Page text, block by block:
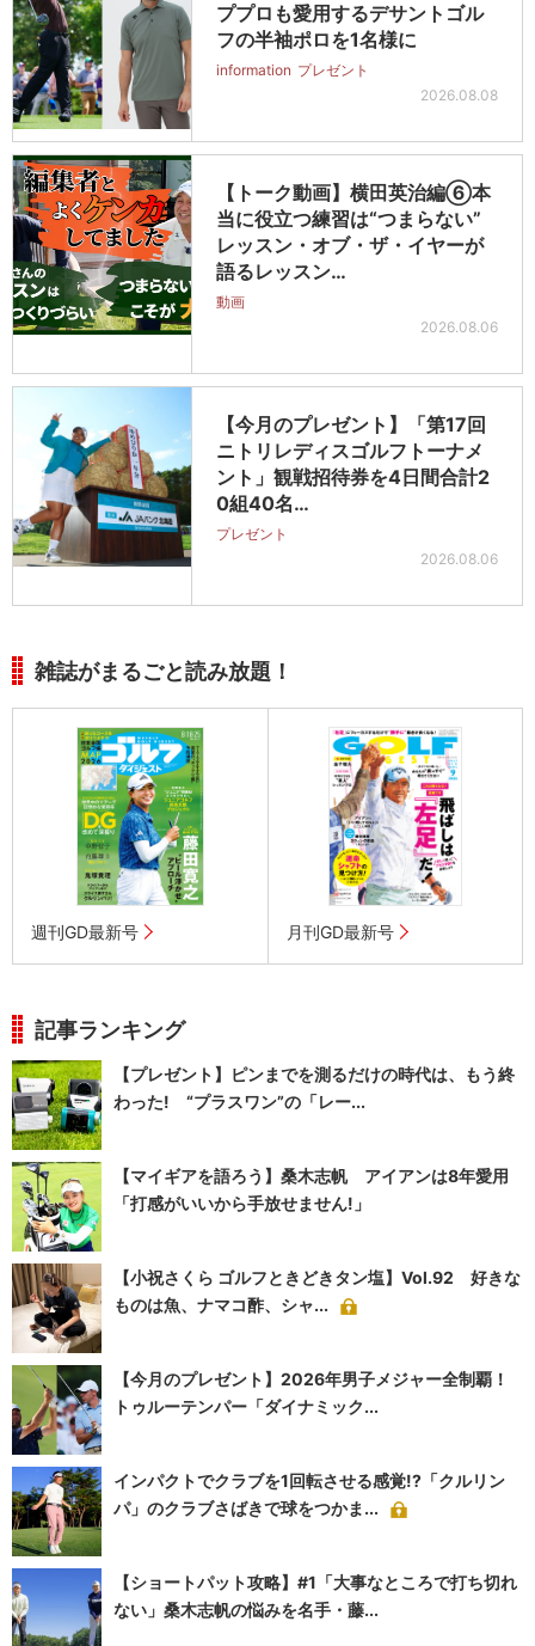
ププロも愛用するデサントゴル
フの半袖ポロを1名様に
information プレゼント
2026.08.08
【トーク動画】横田英治編⑥本
当に役立つ練習は“つまらない”
レッスン・オブ・ザ・イヤーが
語るレッスン…
動画
2026.08.06
【今月のプレゼント】「第17回
ニトリレディスゴルフトーナメ
ント」観戦招待券を4日間合計2
0組40名…
プレゼント
2026.08.06
雑誌がまるごと読み放題！
週刊GD最新号 月刊GD最新号
記事ランキング
【プレゼント】ピンまでを測るだけの時代は、もう終
わった! “プラスワン”の「レー...
【マイギアを語ろう】桑木志帆 アイアンは8年愛用
「打感がいいから手放せません!」
【小祝さくら ゴルフときどきタン塩】Vol.92 好きな
ものは魚、ナマコ酢、シャ...
【今月のプレゼント】2026年男子メジャー全制覇！
トゥルーテンパー「ダイナミック...
インパクトでクラブを1回転させる感覚!?「クルリン
パ」のクラブさばきで球をつかま...
【ショートパット攻略】#1「大事なところで打ち切れ
ない」桑木志帆の悩みを名手・藤...